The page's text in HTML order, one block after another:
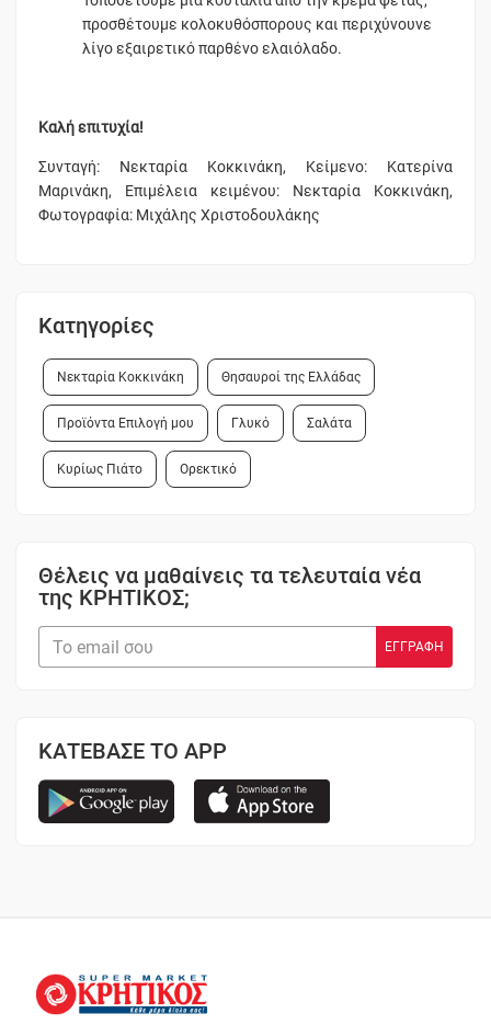
προσθέτουμε κολοκυθόσπορους και περιχύνουνε
λίγο εξαιρετικό παρθένο ελαιόλαδο.
Καλή επιτυχία!
Συνταγή: Νεκταρία Κοκκινάκη, Κείμενο: Κατερίνα
Μαρινάκη, Επιμέλεια κειμένου: Νεκταρία Κοκκινάκη,
Φωτογραφία: Μιχάλης Χριστοδουλάκης
Κατηγορίες
Νεκταρία Κοκκινάκη Θησαυροί της Ελλάδας
Προϊόντα Επιλογή μου Γλυκό Σαλάτα
Κυρίως Πιάτο Ορεκτικό
Θέλεις να μαθαίνεις τα τελευταία νέα
της ΚΡΗΤΙΚΟΣ;
ΚΑΤΕΒΑΣΕ ΤΟ APP